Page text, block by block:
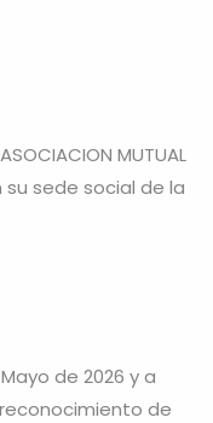
MUTUAL
su sede social de la
de 2026 y a
reconocimiento de